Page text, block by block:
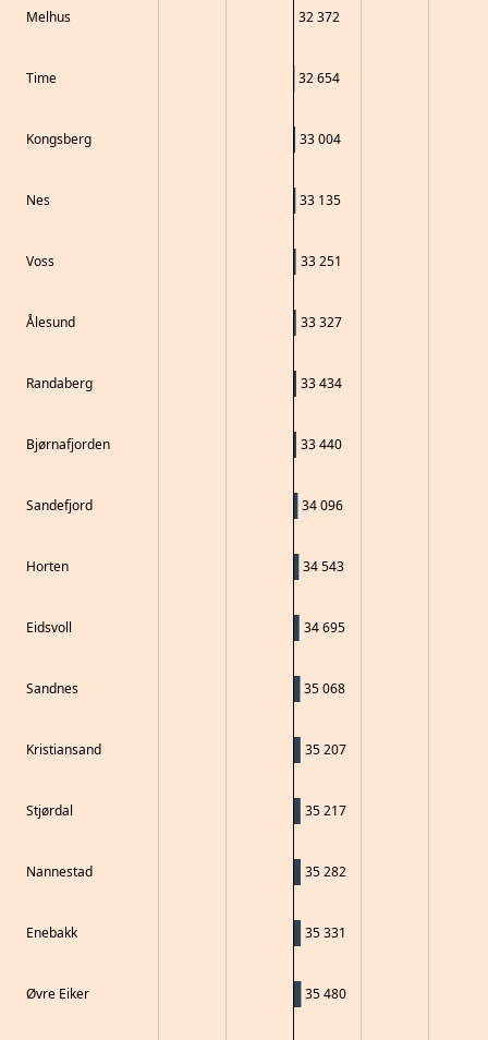
Melhus
Time
Kongsberg
Nes
Voss
Ålesund
Randaberg
Bjørnafjorden
Sandefjord
Horten
Eidsvoll
Sandnes
Kristiansand
Stjørdal
Nannestad
Enebakk
Øvre Eiker
32 372
32 654
33 004
33 135
33 251
33 327
33 434
33 440
34 096
34 543
34 695
35 068
35 207
35 217
35 282
35 331
35 480